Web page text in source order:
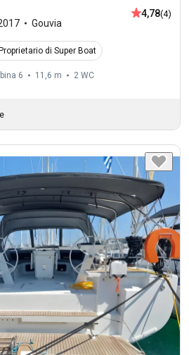
Gouvia
4,78(4)
di Super Boat
6 11,6 m 2 WC